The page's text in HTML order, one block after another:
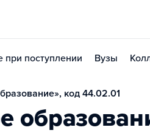
поступлении Вузы
код 44.02.01